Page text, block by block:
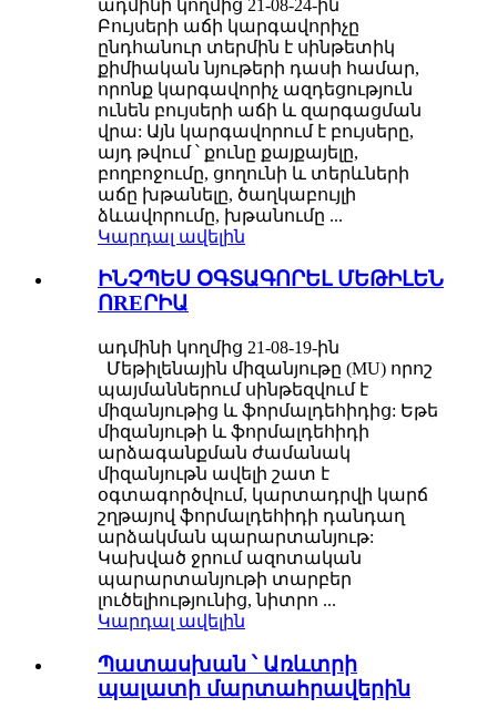
ադմինի կողմից 21-08-24-ին
Բույսերի աճի կարգավորիչը
ընդհանուր տերմին է սինթետիկ
քիմիական նյութերի դասի համար,
որոնք կարգավորիչ ազդեցություն
ունեն բույսերի աճի և զարգացման
վրա: Այն կարգավորում է բույսերը,
այդ թվում ՝ քունը քայքայելը,
բողբոջումը, ցողունի և տերևների
աճը խթանելը, ծաղկաբույլի
ձևավորումը, խթանումը ...
Կարդալ ավելին
ԻՆՉՊԵՍ ՕԳՏԱԳՈՐԵԼ ՄԵԹԻԼԵՆ
ՈREՐԻԱ
ադմինի կողմից 21-08-19-ին
Մեթիլենային միզանյութը (MU) որոշ
պայմաններում սինթեզվում է
միզանյութից և ֆորմալդեհիդից: Եթե ​​
միզանյութի և ֆորմալդեհիդի
արձագանքման ժամանակ
միզանյութն ավելի շատ է
օգտագործվում, կարտադրվի կարճ
շղթայով ֆորմալդեհիդի դանդաղ
արձակման պարարտանյութ:
Կախված ջրում ազոտական ​​
պարարտանյութի տարբեր
լուծելիությունից, նիտրո ...
Կարդալ ավելին
Պատասխան ՝ Առևտրի
պալատի մարտահրավերին